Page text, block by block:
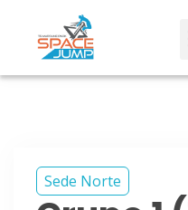
Sede Norte